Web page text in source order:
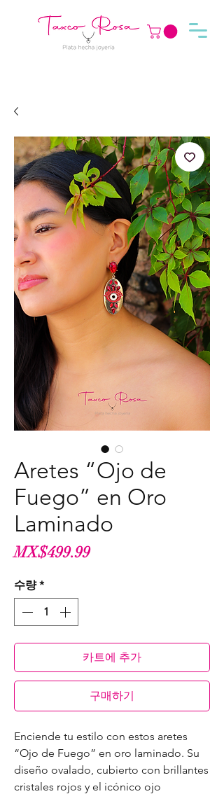
Aretes “Ojo de
Fuego” en Oro
Laminado
MX$499.99가
수량 *
카트에 추가
구매하기
Enciende tu estilo con estos aretes
“Ojo de Fuego” en oro laminado. Su
diseño ovalado, cubierto con brillantes
cristales rojos y el icónico ojo